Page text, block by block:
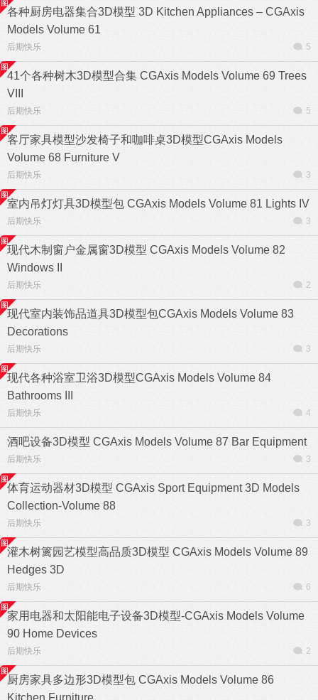
各种厨房电器集合3D模型 3D Kitchen Appliances – CGAxis
Models Volume 61
后期快乐 5
41个各种树木3D模型合集 CGAxis Models Volume 69 Trees
VIII
后期快乐 5
客厅家具模型沙发椅子和咖啡桌3D模型CGAxis Models
Volume 68 Furniture V
后期快乐 3
室内吊灯灯具3D模型包 CGAxis Models Volume 81 Lights IV
后期快乐 3
现代木制窗户金属窗3D模型 CGAxis Models Volume 82
Windows II
后期快乐 2
现代室内装饰品道具3D模型包CGAxis Models Volume 83
Decorations
后期快乐 3
现代各种浴室卫浴3D模型CGAxis Models Volume 84
Bathrooms III
后期快乐 4
酒吧设备3D模型 CGAxis Models Volume 87 Bar Equipment
后期快乐 3
体育运动器材3D模型 CGAxis Sport Equipment 3D Models
Collection-Volume 88
后期快乐 3
灌木树篱园艺模型高品质3D模型 CGAxis Models Volume 89
Hedges 3D
后期快乐 6
家用电器和太阳能电子设备3D模型-CGAxis Models Volume
90 Home Devices
后期快乐 2
厨房家具多边形3D模型包 CGAxis Models Volume 86
Kitchen Furniture